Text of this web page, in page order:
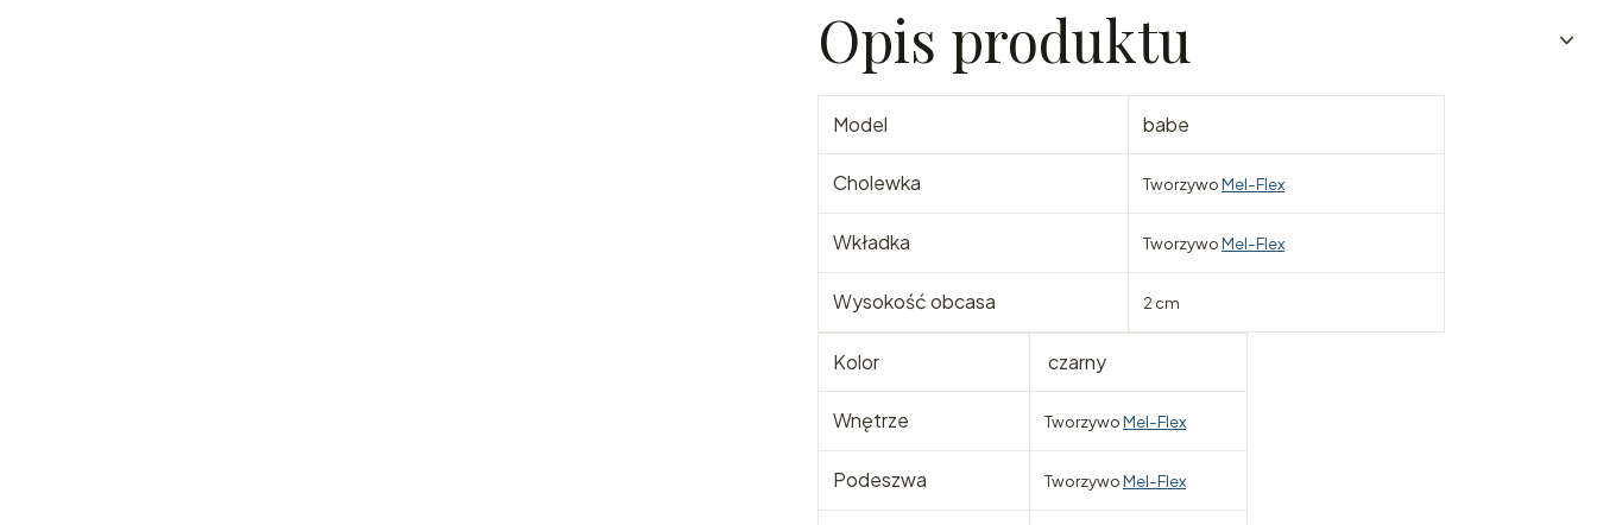
Opis produktu
Model babe
Cholewka TworzywoMel-Flex
Wkładka TworzywoMel-Flex
Wysokość obcasa 2 cm
Kolor czarny
Wnętrze TworzywoMel-Flex
Podeszwa TworzywoMel-Flex